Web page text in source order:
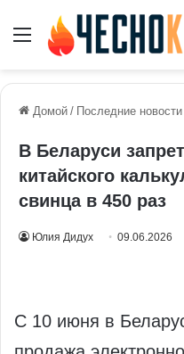
Меню
Домой / Последние новости
В Беларуси
китайского
свинца в 450 раз
Юлия Дидух 09.06.2026
С 10 июня в